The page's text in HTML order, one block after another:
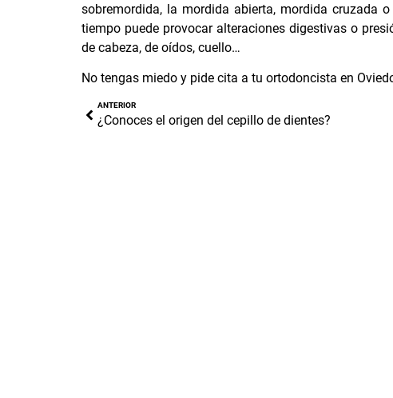
sobremordida, la mordida abierta, mordida cruzada
tiempo puede provocar alteraciones digestivas o
de cabeza, de oídos, cuello…
No tengas miedo y pide cita a tu ortodoncista en
ANTERIOR
¿Conoces el origen del cepillo de dientes?